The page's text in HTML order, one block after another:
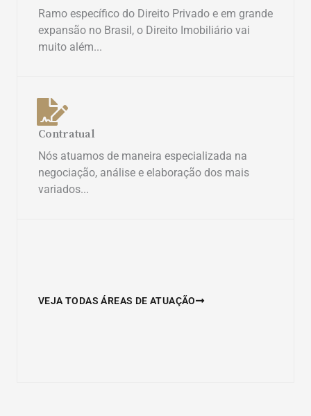
Ramo específico do Direito Privado e em grande
expansão no Brasil, o Direito Imobiliário vai
muito além...
Contratual
Nós atuamos de maneira especializada na
negociação, análise e elaboração dos mais
variados...
VEJA TODAS ÁREAS DE ATUAÇÃO